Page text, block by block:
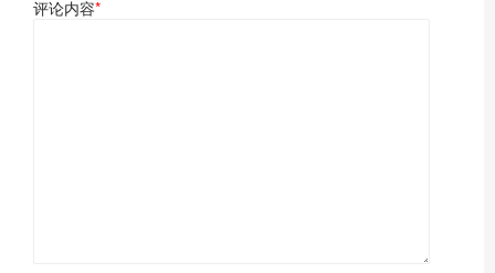
评论内容*